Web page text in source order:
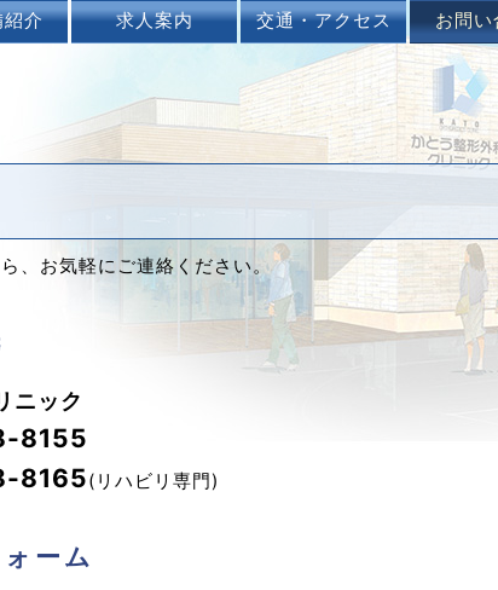
介 求人案内 交通・アクセス お問い
、お気軽にご連絡ください。
ニック
8155
8165(リハビリ専門)
ーム